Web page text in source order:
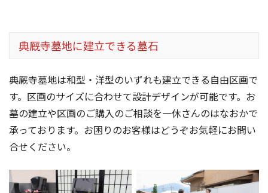
典厩寺墓地に建立できる墓石
典厩寺墓地は和型・洋型のいずれも建立できる自由区画で
す。区画のサイズに合わせて設計デザインが可能です。お
墓の建立や区画のご購入のご相談を一休さんのはなおかで
承っております。お困りのお客様はどうぞお気軽にお問い
合せください。